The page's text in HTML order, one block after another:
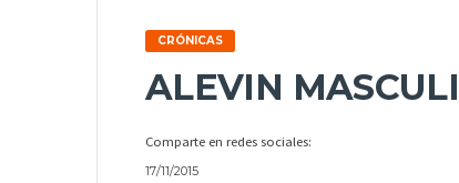
CRÓNICAS
ALEVIN
Comparte en redes sociales:
17/11/2015